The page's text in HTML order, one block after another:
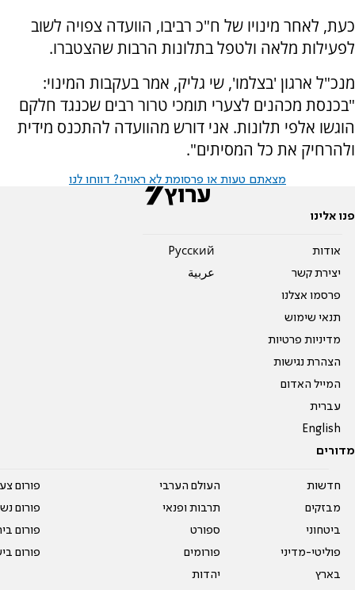
כעת, לאחר מינויו של ח"כ רביבו, הוועדה צפויה לשוב
לפעילות מלאה ולטפל בתלונות הרבות שהצטברו.
מנכ"ל ארגון 'בצלמו', שי גליק, אמר בעקבות המינוי:
"בכנסת מכהנים לצערי תומכי טרור רבים שכנגד חלקם
הוגשו אלפי תלונות. אני דורש מהוועדה להתכנס מידית
ולהרחיק את כל המסיתים".
מצאתם טעות או פרסומת לא ראויה? דווחו לנו
פנו אלינו
אודות
יצירת קשר
פרסמו אצלנו
תנאי שימוש
מדיניות פרטיות
הצהרת נגישות
המייל האדום
עברית
English
Pусский
عربية
מדורים
חדשות
מבזקים
ביטחוני
פוליטי-מדיני
בארץ
העולם הערבי
תרבות ופנאי
ספורט
פורומים
יהדות
פורום
פורום
פורום
פורום